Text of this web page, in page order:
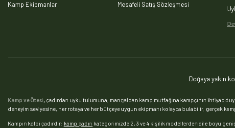
Kamp Ekipmanları Mesafeli Satış Sözleşmesi
Doğaya yakın
Kamp ve Ötesi, çadırdan uyku tulumuna, mangaldan kamp mutfağına kampçının ihtiyaç
deneyim seviyesine, her rotaya ve her bütçeye uygun ekipmanı kolayca bulabilir, gerçek
Kampın kalbi çadırdır: kamp çadırı kategorimizde 2, 3 ve 4 kişilik modellerden aile boyu